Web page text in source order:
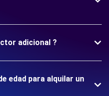
adicional ?
edad para alquilar un